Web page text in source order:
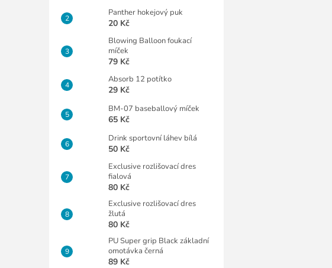
Panther hokejový puk
20 Kč
Blowing Balloon foukací
míček
79 Kč
Absorb 12 potítko
29 Kč
BM-07 baseballový míček
65 Kč
Drink sportovní láhev bílá
50 Kč
Exclusive rozlišovací dres
fialová
80 Kč
Exclusive rozlišovací dres
žlutá
80 Kč
PU Super grip Black základní
omotávka černá
89 Kč